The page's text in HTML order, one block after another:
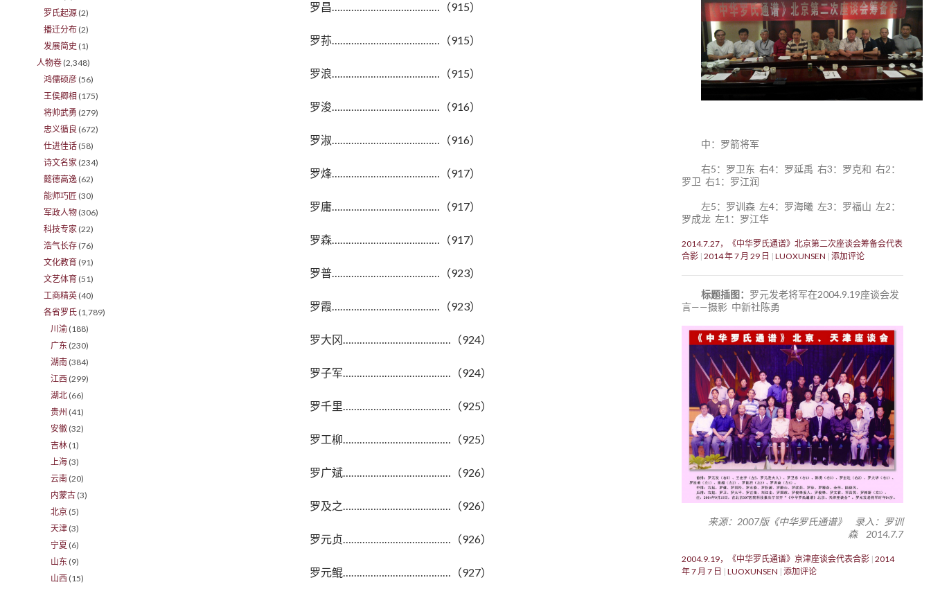
罗昌…………………………………（915）
罗荪…………………………………（915）
罗浪…………………………………（915）
罗浚…………………………………（916）
罗淑…………………………………（916）
罗烽…………………………………（917）
罗庸…………………………………（917）
罗森…………………………………（917）
罗普…………………………………（923）
罗霞…………………………………（923）
罗大冈…………………………………（924）
罗子军…………………………………（924）
罗千里…………………………………（925）
罗工柳…………………………………（925）
罗广斌…………………………………（926）
罗及之…………………………………（926）
罗元贞…………………………………（926）
罗元鲲…………………………………（927）
中：罗箭将军
右5：罗卫东 右4：罗延禹 右3：罗克和 右2：
罗卫 右1：罗江润
左5：罗训森 左4：罗海曦 左3：罗福山 左2：
罗成龙 左1：罗江华
2014.7.27，《中华罗氏通谱》北京第二次座谈会筹备会代表
合影 2014 年 7 月 29 日 LUOXUNSEN 添加评论
标题插图： 罗元发老将军在2004.9.19座谈会发
言——摄影 中新社陈勇
来源：2007版《中华罗氏通谱》 录入：罗训
森 2014.7.7
2004.9.19，《中华罗氏通谱》京津座谈会代表合影 2014
年 7 月 7 日
LUOXUNSEN 添加评论
罗氏起源 (2)
播迁分布 (2)
发展简史 (1)
人物卷 (2,348)
鸿儒硕彦 (56)
王侯卿相 (175)
将帅武勇 (279)
忠义循良 (672)
仕进佳话 (58)
诗文名家 (234)
懿德高逸 (62)
能师巧匠 (30)
军政人物 (306)
科技专家 (22)
浩气长存 (76)
文化教育 (91)
文艺体育 (51)
工商精英 (40)
各省罗氏 (1,789)
川渝 (188)
广东 (230)
湖南 (384)
江西 (299)
湖北 (66)
贵州 (41)
安徽 (32)
吉林 (1)
上海 (3)
云南 (20)
内蒙古 (3)
北京 (5)
天津 (3)
宁夏 (6)
山东 (9)
山西 (15)